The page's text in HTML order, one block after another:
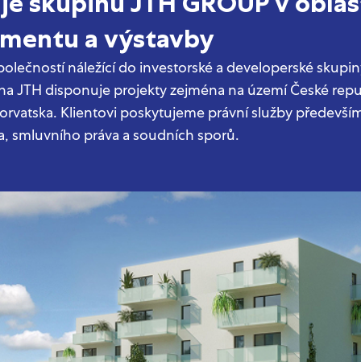
a výstavby
náležící do investorské a developerské
JTH disponuje projekty zejména na území České
Klientovi poskytujeme právní služby
smluvního práva a soudních sporů.